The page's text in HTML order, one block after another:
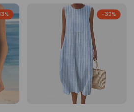
% -30%